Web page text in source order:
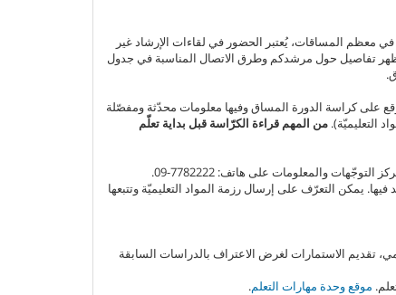
المساقات، يُعتبر الحضور في لقاءات الإرشاد غير
تظهر تفاصيل حول مرشدكم وطرق الاتصال المناسبة في جدول
على كراسة الدورة المساق وفيها معلومات محدّثة ومفصّلة
التعليميّة). من المهم قراءة الكرّاسة قبل بداية تعلّم
والمعلومات على هاتف: 7782222-09.
يمكن التعرّف على إرسال رزمة المواد التعليميّة وتتبعها
تقديم الاستمارات لغرض الاعتراف بالدراسات السابقة
موقع وحدة مهارات التعلم.